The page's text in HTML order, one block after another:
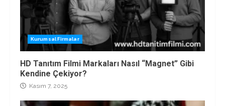
Kurumsal Firmalar
HD Tanıtım Filmi Markaları Nasıl “Magnet” Gibi
Kendine Çekiyor?
Kasım 7, 2025